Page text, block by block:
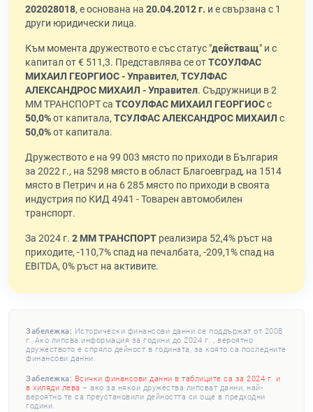
202028018, е основана на 20.04.2012 г. и е свързана с 1
други юридически лица.
Към момента дружеството е със статус "действащ" и с
капитал от € 511,3. Представлява се отТСОУЛФАС
МИХАИЛ ГЕОРГИОС - Управител, ТСУЛФАС
АЛЕКСАНДРОС МИХАИЛ - Управител. Съдружници в 2
ММ ТРАНСПОРТ са ТСОУЛФАС МИХАИЛ ГЕОРГИОСс
50,0%от капитала, ТСУЛФАС АЛЕКСАНДРОС МИХАИЛ с
50,0%от капитала.
Дружеството е на 99 003 място по приходи в България
за 2022 г., на 5298 място в област Благоевград, на 1514
място в Петрич и на 6 285 място по приходи в своята
индустрия по КИД 4941 - Товарен автомобилен
транспорт.
За 2024 г. 2 ММ ТРАНСПОРТ реализира 52,4% ръст на
приходите, -110,7% спад на печалбата, -209,1% спад на
EBITDA, 0% ръст на активите.
Забележка: Исторически финансови данни се поддържат от 2008
г. Ако липсва информация за години до 2024 г. , вероятно
дружеството е спряло дейност в годината, за която са последните
финансови данни.
Забележка: Всички финансови данни в таблиците са за 2024 г. и
в хиляди лева – ако за някои дружества липсват данни, най-
вероятно те са преустановили дейността си още в предходни
години.